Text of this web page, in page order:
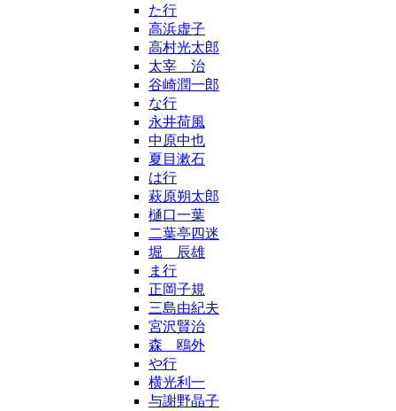
た行
高浜虚子
高村光太郎
太宰 治
谷崎潤一郎
な行
永井荷風
中原中也
夏目漱石
は行
萩原朔太郎
樋口一葉
二葉亭四迷
堀 辰雄
ま行
正岡子規
三島由紀夫
宮沢賢治
森 鴎外
や行
横光利一
与謝野晶子